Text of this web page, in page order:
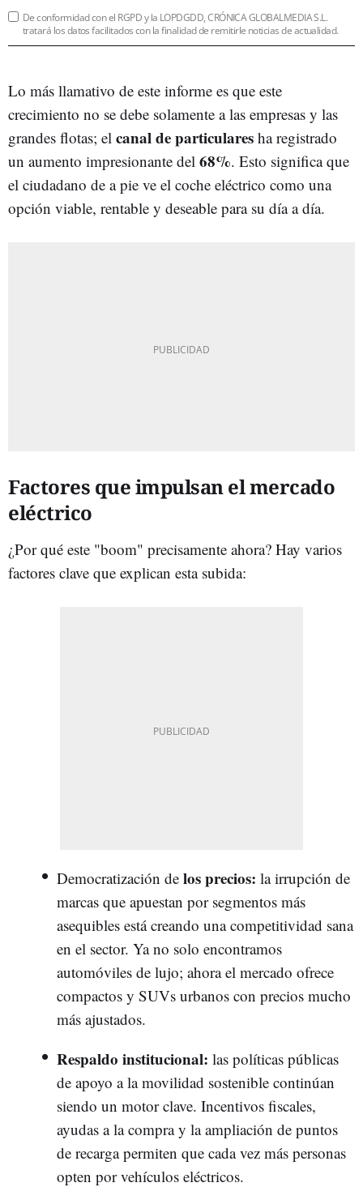
De conformidad con el RGPD y la LOPDGDD, CRÓNICA GLOBALMEDIA S.L.
tratará los datos facilitados con la finalidad de remitirle noticias de actualidad.
Lo más llamativo de este informe es que este
crecimiento no se debe solamente a las empresas y las
grandes flotas; el canal de particulares ha registrado
un aumento impresionante del 68%. Esto significa que
el ciudadano de a pie ve el coche eléctrico como una
opción viable, rentable y deseable para su día a día.
Factores que impulsan el mercado
eléctrico
¿Por qué este "boom" precisamente ahora? Hay varios
factores clave que explican esta subida:
Democratización de los precios: la irrupción de
marcas que apuestan por segmentos más
asequibles está creando una competitividad sana
en el sector. Ya no solo encontramos
automóviles de lujo; ahora el mercado ofrece
compactos y SUVs urbanos con precios mucho
más ajustados.
Respaldo institucional: las políticas públicas
de apoyo a la movilidad sostenible continúan
siendo un motor clave. Incentivos fiscales,
ayudas a la compra y la ampliación de puntos
de recarga permiten que cada vez más personas
opten por vehículos eléctricos.